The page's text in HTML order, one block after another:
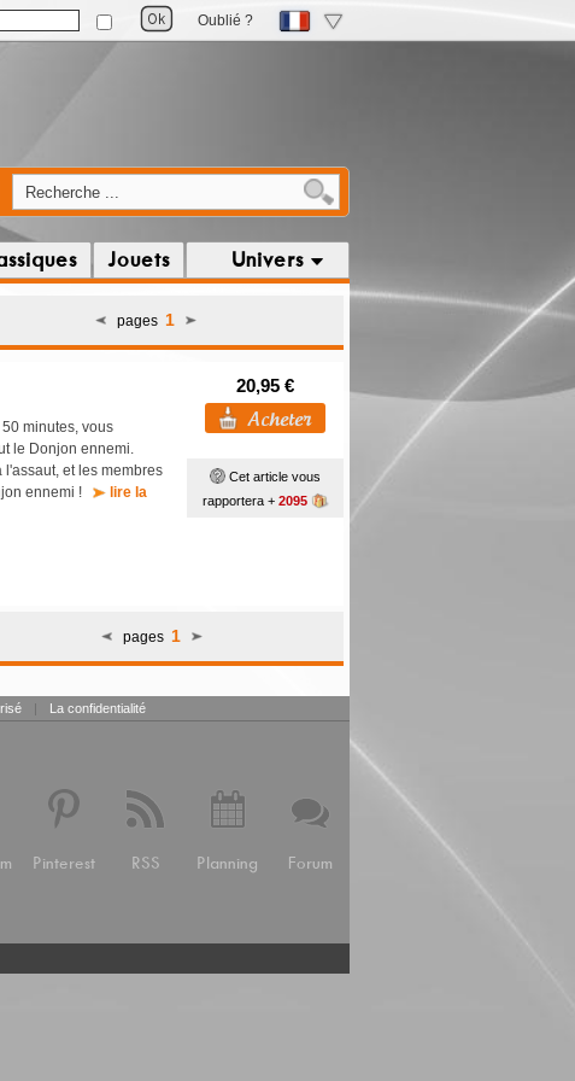
Oublié ?
Jouets Univers
pages 1
minutes, vous
le Donjon ennemi.
l'assaut, et les membres
ennemi !
lire la
20,95 €
Cet article vous
rapportera + 2095
pages 1
| La confidentialité
Pinterest RSS Planning Forum